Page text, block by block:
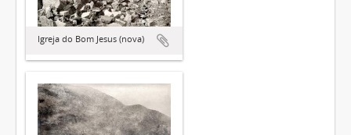
Igreja do Bom Jesus (nova)